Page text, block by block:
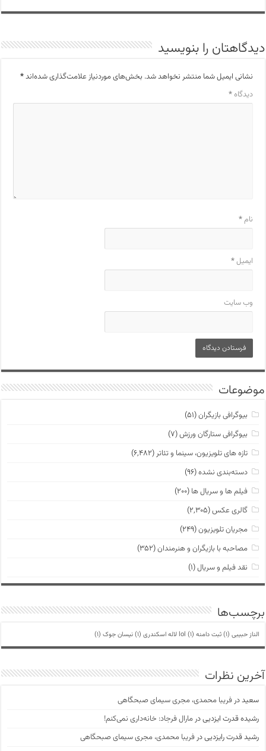
دیدگاهتان را بنویسید
نشانی ایمیل شما منتشر نخواهد شد. بخش‌های موردنیاز علامت‌گذاری شده‌اند*
دیدگاه*
نام*
ایمیل*
وب‌ سایت
موضوعات
بیوگرافی بازیگران(۵۱)
بیوگرافی ستارگان ورزش(۷)
تازه های تلویزیون، سینما و تئاتر (۶,۴۸۲)
دسته‌بندی نشده(۹۶)
فیلم ها و سریال ها (۲۰۰)
گالری عکس(۲,۳۰۵)
مجریان تلویزیون(۲۴۹)
مصاحبه با بازیگران و هنرمندان(۳۵۲)
نقد فیلم و سریال(۱)
برچسب‌ها
الناز حبیبی (1) ثبت دامنه lol (1) لاله اسکندری (1) نیسان جوک (1)
آخرین نظرات
سعیددرفریبا محمدی، مجری سیمای صبحگاهی
رشیده قدرت ایزدییدرمارال فرجاد: خانه‌داری نمی‌کنم!
رشید قدرت رایزدییدرفریبا محمدی، مجری سیمای صبحگاهی